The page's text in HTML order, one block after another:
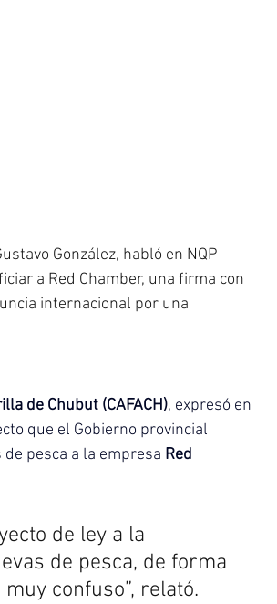
González, habló en NQP
a Red Chamber, una firma con
internacional por una
de Chubut (CAFACH), expresó en
que el Gobierno provincial
pesca a la empresa Red
de ley a la
de pesca, de forma
confuso”, relató.